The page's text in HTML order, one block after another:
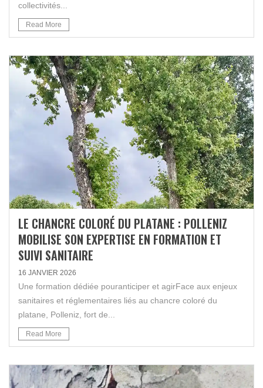
collectivités...
Read More
LE CHANCRE COLORÉ DU PLATANE : POLLENIZ
MOBILISE SON EXPERTISE EN FORMATION ET
SUIVI SANITAIRE
16 JANVIER 2026
Une formation dédiée pouranticiper et agirFace aux enjeux
sanitaires et réglementaires liés au chancre coloré du
platane, Polleniz, fort de...
Read More